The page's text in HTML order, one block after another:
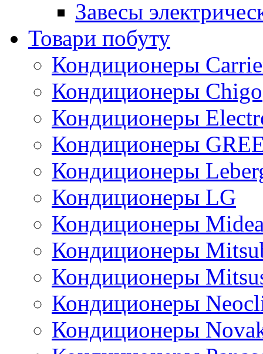
Завесы
Товари побуту
Кондиционеры
Кондиционеры Chigo
Кондиционеры
Кондиционеры
Кондиционеры
Кондиционеры LG
Кондиционеры
Кондиционеры
Кондиционеры
Кондиционеры
Кондиционеры